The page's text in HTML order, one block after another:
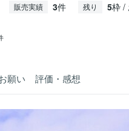
販売実績 3件 残り 5枠 /
願い 評価・感想